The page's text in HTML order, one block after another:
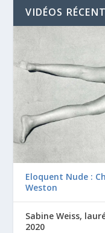
VIDÉOS
Eloquent Nude :
Weston
Sabine Weiss,
2020